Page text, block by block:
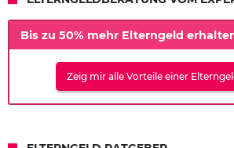
Bis zu 50% mehr Elterngeld
Zeig mir alle Vorteile einer